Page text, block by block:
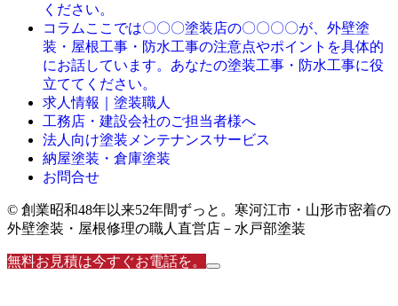
ください。
コラム ここでは〇〇〇塗装店の〇〇〇〇が、外壁塗
装・屋根工事・防水工事の注意点やポイントを具体的
にお話しています。あなたの塗装工事・防水工事に役
立ててください。
求人情報｜塗装職人
工務店・建設会社のご担当者様へ
法人向け塗装メンテナンスサービス
納屋塗装・倉庫塗装
お問合せ
© 創業昭和48年以来52年間ずっと。寒河江市・山形市密着の
外壁塗装・屋根修理の職人直営店－水戸部塗装
無料お見積は今すぐお電話を。